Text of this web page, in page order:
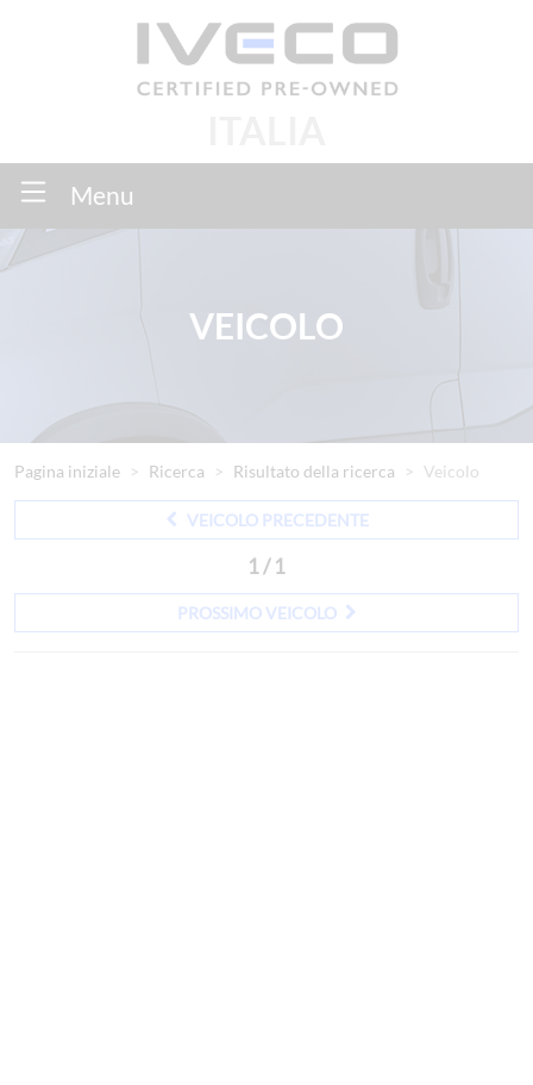
Menu
VEICOLO
Pagina iniziale Ricerca Risultato della ricerca Veicolo
VEICOLO PRECEDENTE
1 / 1
PROSSIMO VEICOLO